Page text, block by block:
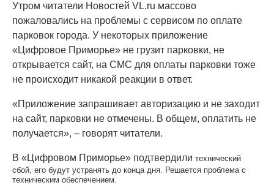
Утром читатели Новостей VL.ru массово
пожаловались на проблемы с сервисом по оплате
парковок города. У некоторых приложение
«Цифровое Приморье» не грузит парковки, не
открывается сайт, на СМС для оплаты парковки тоже
не происходит никакой реакции в ответ.
«Приложение запрашивает авторизацию и не заходит
на сайт, парковки не отмечены. В общем, оплатить не
получается», – говорят читатели.
В «Цифровом Приморье» подтвердили технический
сбой, его будут устранять до конца дня. Решается проблема с
техническим обеспечением.